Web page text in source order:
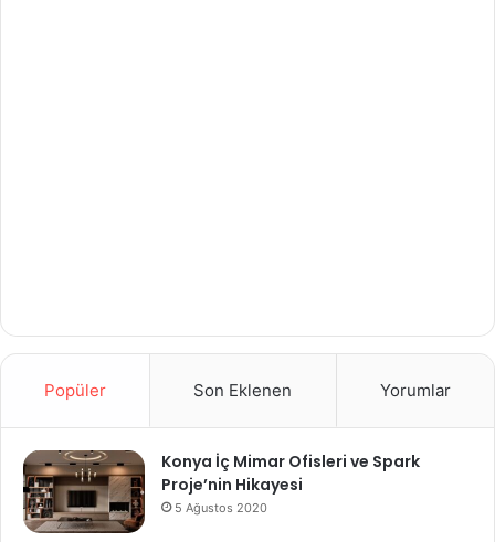
Popüler Son Eklenen Yorumlar
Konya İç Mimar Ofisleri ve Spark
Proje’nin Hikayesi
5 Ağustos 2020